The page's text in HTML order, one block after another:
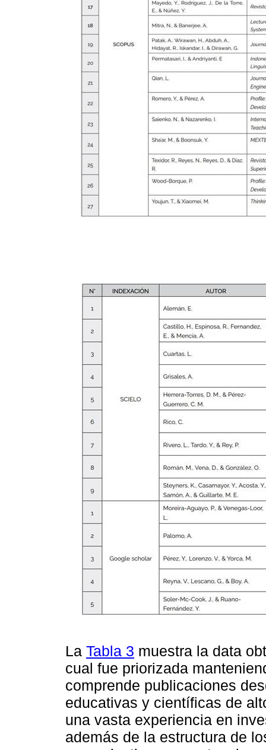
La Tabla 3 muestra la data
cual fue priorizada
comprende publicaciones
educativas y científicas de
una vasta experiencia en
además de la estructura de